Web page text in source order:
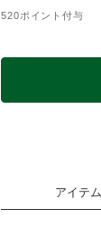
520ポイント付与
アイテ